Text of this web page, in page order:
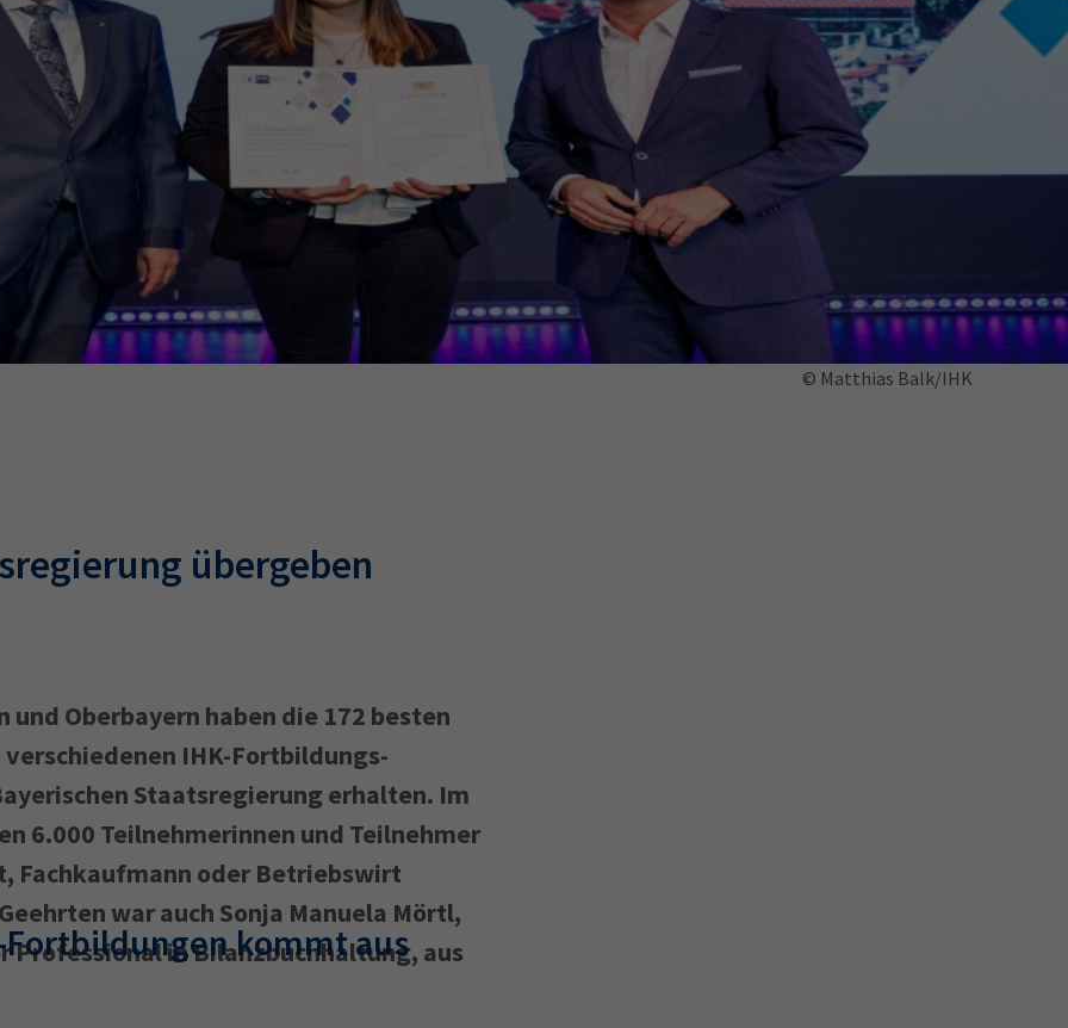
auch aus den meistgesuchten Begriffen vorauswählen
Ausbildungsvertrag AdA
Prüfungstermine
34f
Berichtsheft
Betriebswirt Prüfbericht
© Matthias Balk/IHK
übergeben
Oberbayern haben die 172 besten
IHK-Fortbildungs­
Staatsregierung erhalten. Im
6.000 Teilnehmerinnen und Teilnehmer
Fachkaufmann oder Betriebswirt
war auch Sonja Manuela Mörtl,
in Bilanzbuchhaltung, aus
kommt aus